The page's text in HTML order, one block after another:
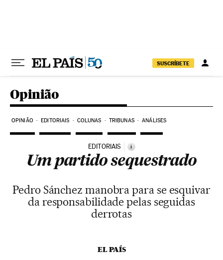
SUSCRÍBETE
Opinião
OPINIÃO EDITORIAIS COLUNAS TRIBUNAS ANÁLISES
EDITORIAIS i
Um partido sequestrado
Pedro Sánchez manobra para se esquivar
da responsabilidade pelas seguidas
derrotas
EL PAÍS